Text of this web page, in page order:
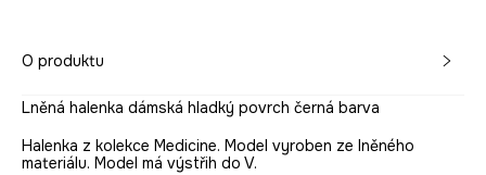
O produktu
Lněná halenka dámská hladký povrch černá barva
Halenka z kolekce Medicine. Model vyroben ze lněného
materiálu. Model má výstřih do V.